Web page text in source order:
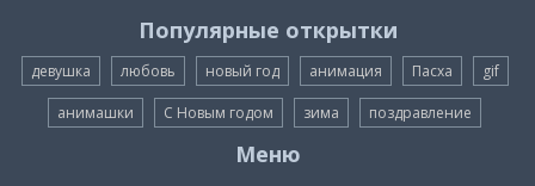
Популярные открытки
девушка любовь новый год анимация Пасха gif
анимашки С Новым годом зима поздравление
Меню